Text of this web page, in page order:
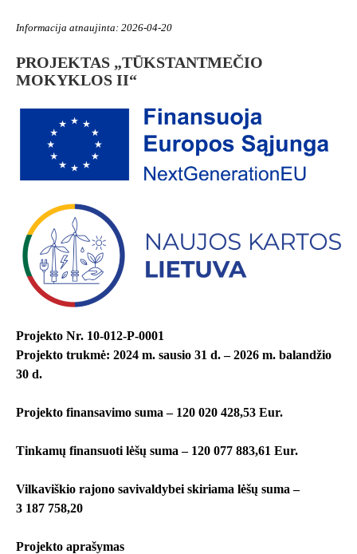
Informacija atnaujinta: 2026-04-20
PROJEKTAS „TŪKSTANTMEČIO
MOKYKLOS II“
Projekto Nr. 10-012-P-0001
Projekto trukmė: 2024 m. sausio 31 d. – 2026 m. balandžio
30 d.
Projekto finansavimo suma – 120 020 428,53 Eur.
Tinkamų finansuoti lėšų suma – 120 077 883,61 Eur.
Vilkaviškio rajono savivaldybei skiriama lėšų suma –
3 187 758,20
Projekto aprašymas